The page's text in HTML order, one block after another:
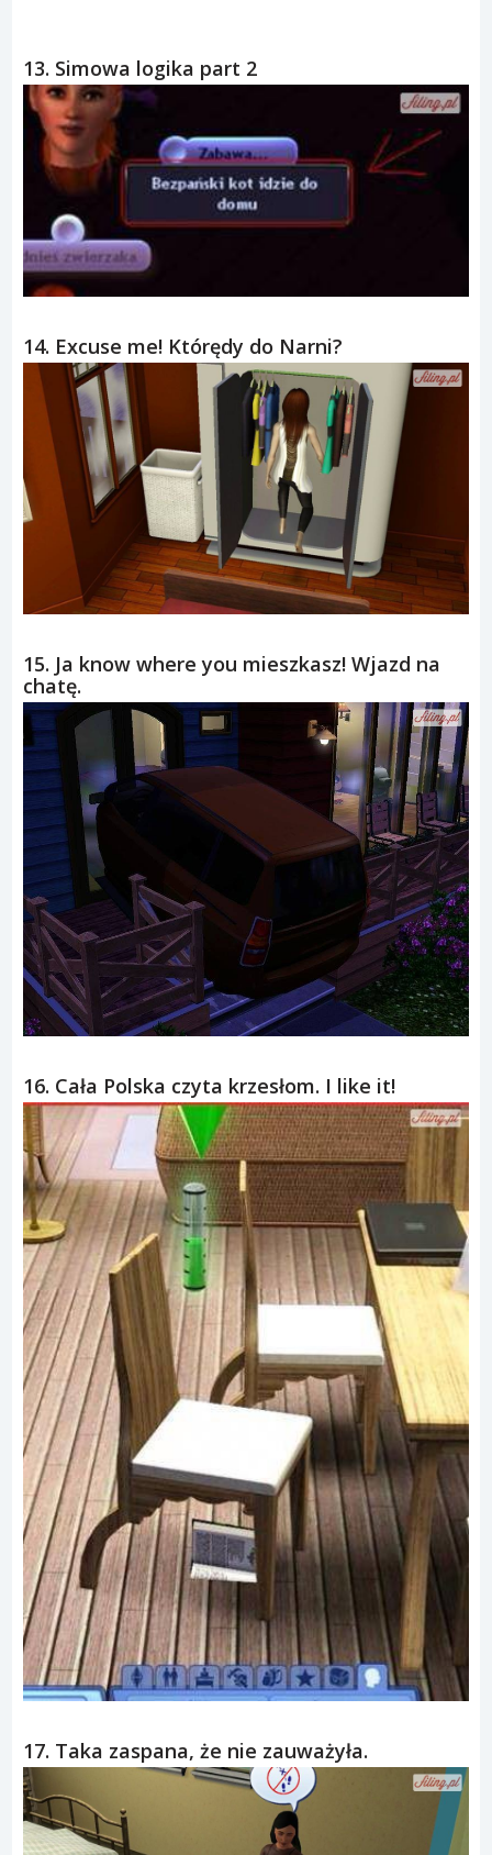
13. Simowa logika part 2
14. Excuse me! Którędy do Narni?
15. Ja know where you mieszkasz! Wjazd na
chatę.
16. Cała Polska czyta krzesłom. I like it!
17. Taka zaspana, że nie zauważyła.